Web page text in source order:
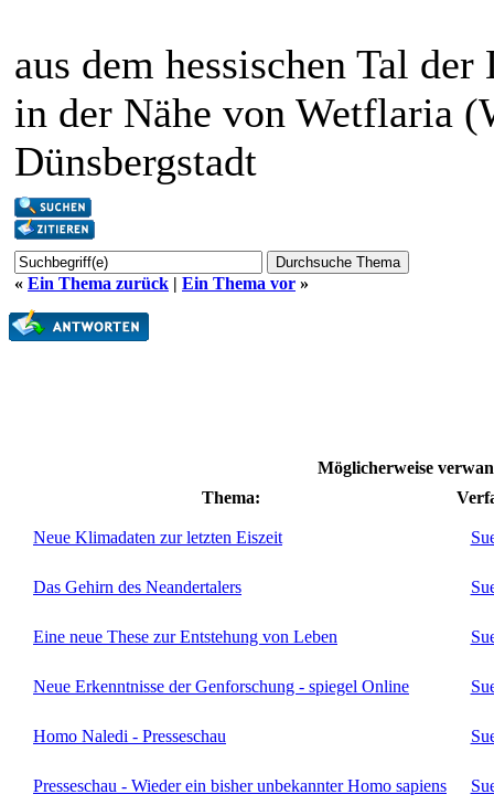
aus dem hessischen Tal
in der Nähe von Wetflaria
Dünsbergstadt
« Ein Thema zurück | Ein Thema vor »
Möglicherweise
Thema:
Neue Klimadaten zur letzten Eiszeit
Das Gehirn des Neandertalers
Eine neue These zur Entstehung von Leben
Neue Erkenntnisse der Genforschung - spiegel Online
Homo Naledi - Presseschau
Presseschau - Wieder ein bisher unbekannter Homo sapiens